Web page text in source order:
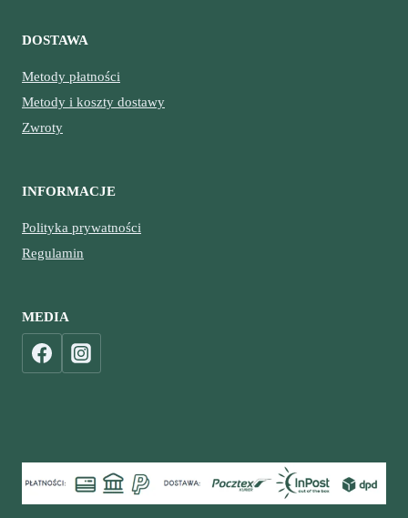
DOSTAWA
Metody płatności
Metody i koszty dostawy
Zwroty
INFORMACJE
Polityka prywatności
Regulamin
MEDIA